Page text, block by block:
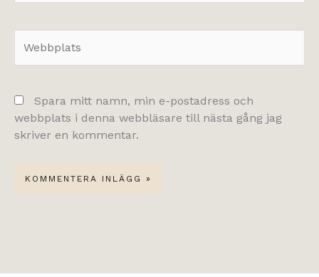
Spara mitt namn, min e-postadress och
webbplats i denna webbläsare till nästa gång jag
skriver en kommentar.